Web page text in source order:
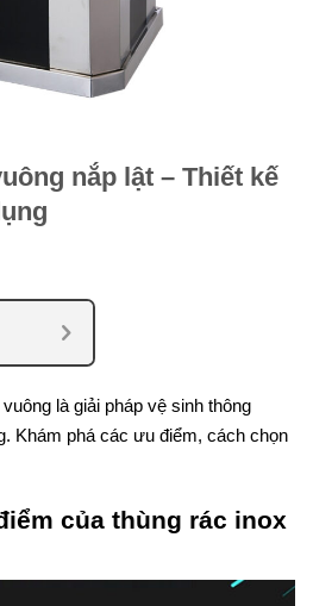
nắp lật – Thiết kế
là giải pháp vệ sinh thông
Khám phá các ưu điểm, cách chọn
của thùng rác inox